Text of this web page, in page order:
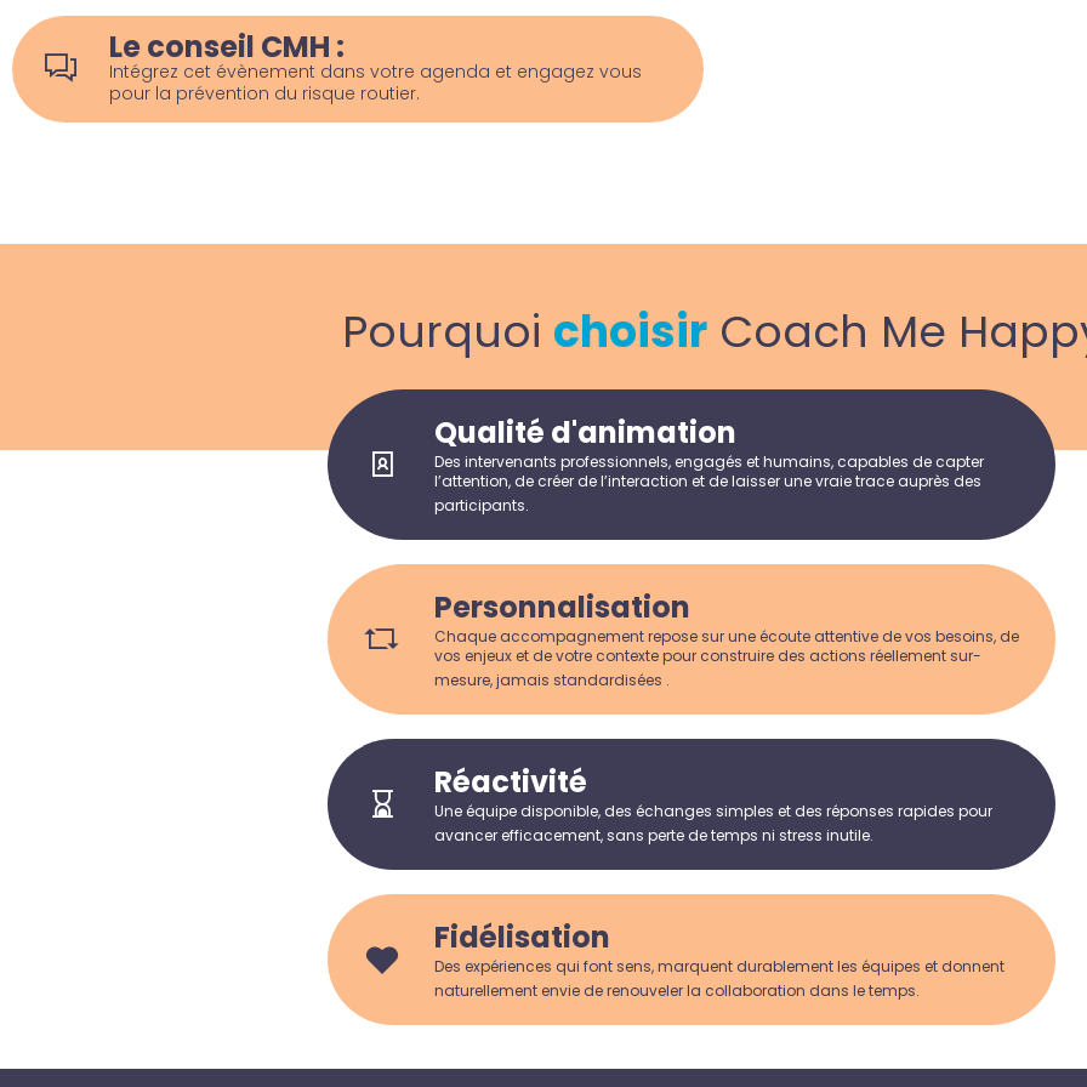
Le conseil CMH :
Intégrez cet évènement dans votre agenda et engagez vous
pour la prévention du risque routier.
Pourquoi choisirCoach Me
Qualité d'animation
Des intervenants professionnels, engagés et humains, capables de capter
l’attention, de créer de l’interaction et de laisser une vraie trace auprès des
participants.
Personnalisation
Chaque accompagnement repose sur une écoute attentive de vos besoins, de
vos enjeux et de votre contexte pour construire des actions réellement sur-
mesure, jamais standardisées .
Réactivité
Une équipe disponible, des échanges simples et des réponses rapides pour
avancer efficacement, sans perte de temps ni stress inutile.
Fidélisation
Des expériences qui font sens, marquent durablement les équipes et donnent
naturellement envie de renouveler la collaboration dans le temps.